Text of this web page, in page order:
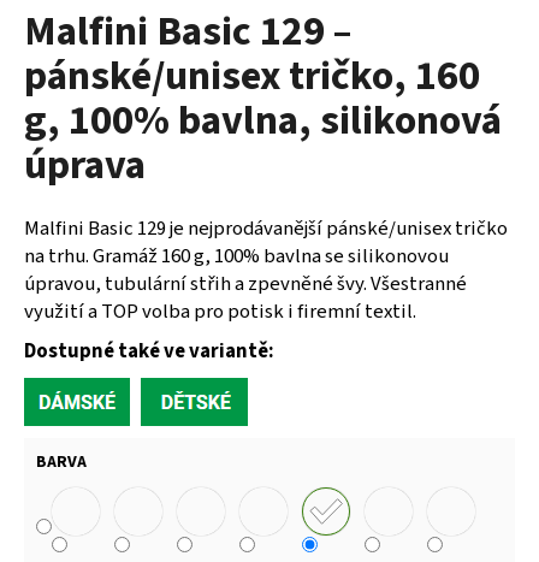
produktu
je
hvězdiček.
Malfini Basic 129 –
pánské/unisex tričko, 160
g, 100% bavlna, silikonová
úprava
Malfini Basic 129 je nejprodávanější pánské/unisex tričko
na trhu. Gramáž 160 g, 100% bavlna se silikonovou
úpravou, tubulární střih a zpevněné švy. Všestranné
využití a TOP volba pro potisk i firemní textil.
Dostupné také ve variantě:
BARVA
G,
100%
BAVLNA,
PROJMUTÝ
STŘIH
85
Kč